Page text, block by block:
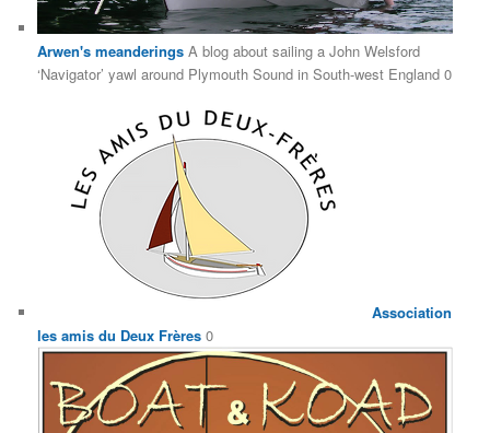
Arwen's meanderings A blog about sailing a John Welsford
‘Navigator’ yawl around Plymouth Sound in South-west England 0
Association
les amis du Deux Frères 0